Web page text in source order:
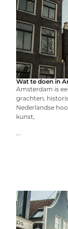
Wat te doen in
Amsterdam is
grachten,
Nederlandse
kunst,
...